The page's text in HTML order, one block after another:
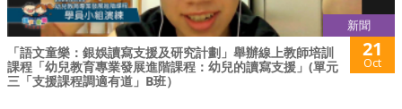
新聞
「語文童樂：銀娛讀寫支援及研究計劃」舉辦線上教師培訓
課程「幼兒教育專業發展進階課程：幼兒的讀寫支援」(單元
三「支援課程調適有道」B班）
21
Oct